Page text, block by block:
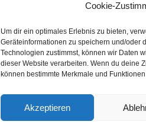
Cookie-
Um dir ein optimales Erlebnis zu bieten,
Geräteinformationen zu speichern und/oder
Technologien zustimmst, können wir Daten
dieser Website verarbeiten. Wenn du deine
können bestimmte Merkmale und
Akzeptieren
WordPress.org